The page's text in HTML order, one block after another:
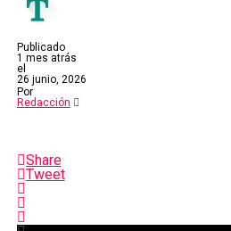
Publicado
1 mes atrás
el
26 junio, 2026
Por
Redacción
Share
Tweet